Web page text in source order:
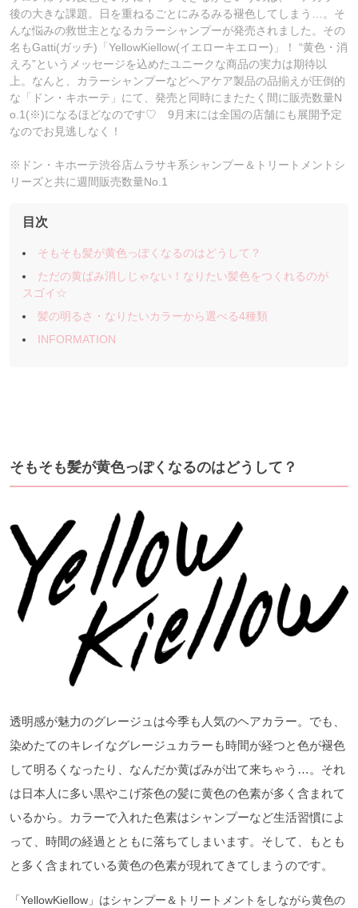
後の大きな課題。日を重ねるごとにみるみる褪色してしまう…。そ
んな悩みの救世主となるカラーシャンプーが発売されました。その
名もGatti(ガッチ)「YellowKiellow(イエローキエロー)」！ “黄色・消
えろ”というメッセージを込めたユニークな商品の実力は期待以
上。なんと、カラーシャンプーなどへアケア製品の品揃えが圧倒的
な「ドン・キホーテ」にて、発売と同時にまたたく間に販売数量N
o.1(※)になるほどなのです♡ 9月末には全国の店舗にも展開予定
なのでお見逃しなく！
※ドン・キホーテ渋谷店ムラサキ系シャンプー＆トリートメントシ
リーズと共に週間販売数量No.1
目次
そもそも髪が黄色っぽくなるのはどうして？
ただの黄ばみ消しじゃない！なりたい髪色をつくれるのが
スゴイ☆
髪の明るさ・なりたいカラーから選べる4種類
INFORMATION
そもそも髪が黄色っぽくなるのはどうして？
透明感が魅力のグレージュは今季も人気のヘアカラー。でも、
染めたてのキレイなグレージュカラーも時間が経つと色が褪色
して明るくなったり、なんだか黄ばみが出て来ちゃう…。それ
は日本人に多い黒やこげ茶色の髪に黄色の色素が多く含まれて
いるから。
カラーで入れた色素はシャンプーなど生活習慣によ
って、 時間の経過とともに落ちてしまいます。そして、
もとも
と多く含まれている黄色の色素が現れてきてしまうのです。
「YellowKiellow」はシャンプー＆ トリートメントをしながら黄色の